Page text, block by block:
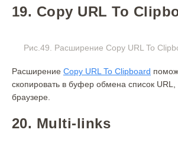
19. Copy URL To
Рис.49. Расширение Copy URL To
Расширение Copy URL To Clipboard
скопировать в буфер обмена список
браузере.
20. Multi-links